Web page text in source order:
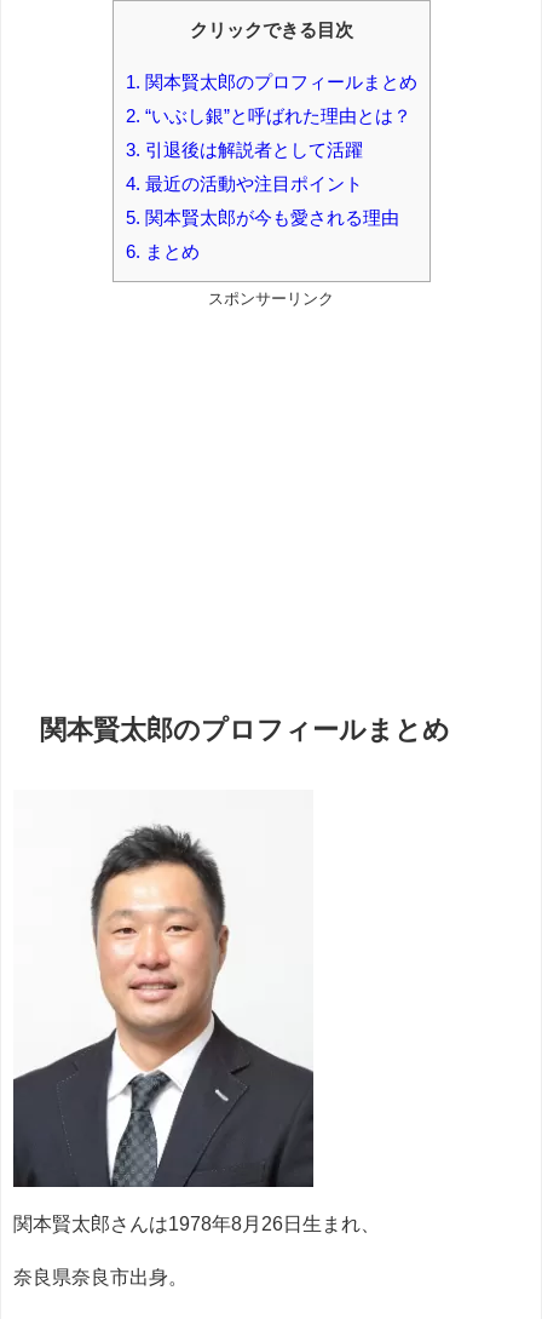
クリックできる目次
1. 関本賢太郎のプロフィールまとめ
2. “いぶし銀”と呼ばれた理由とは？
3. 引退後は解説者として活躍
4. 最近の活動や注目ポイント
5. 関本賢太郎が今も愛される理由
6. まとめ
スポンサーリンク
関本賢太郎のプロフィールまとめ
関本賢太郎さんは1978年8月26日生まれ、
奈良県奈良市出身。